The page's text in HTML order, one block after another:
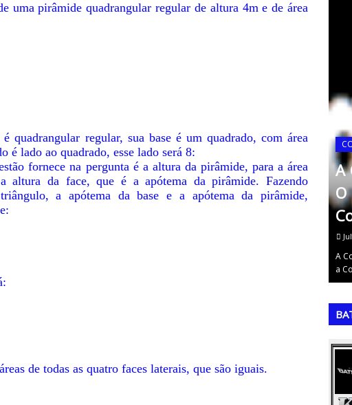
uma pirâmide quadrangular regular de altura 4m e de área
quadrangular regular, sua base é um quadrado, com área
é lado ao quadrado, esse lado será 8:
fornece na pergunta é a altura da pirâmide, para a área
altura da face, que é a apótema da pirâmide. Fazendo
a apótema da base e a apótema da pirâmide,
de todas as quatro faces laterais, que são iguais.
de 1966:
para Casa
COPA DO MUNDO
A Copa do Mundo de 2018:
A Conquista da França na
A
O
A
a